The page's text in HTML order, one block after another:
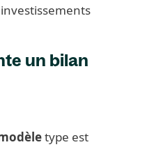
un bilan
type est